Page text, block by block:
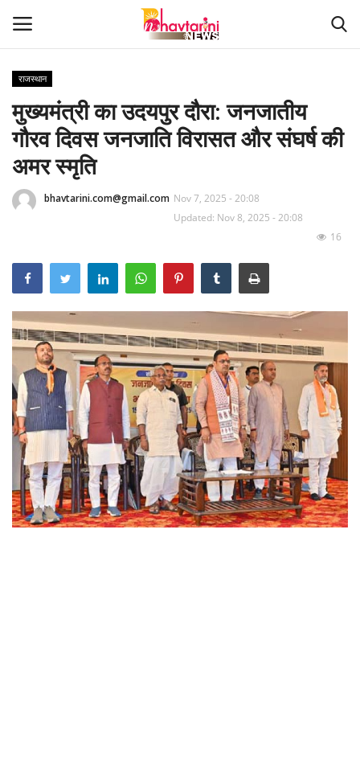
Home
संपर्क करें
Contact
देश
दुनिया
मध्य प्रदेश
छत्तीसगढ़
राजस्थान
पंजाब
उत्तराखंड
राजस्थान
मुख्यमंत्री का उदयपुर दौरा: जनजातीय
गौरव दिवस जनजाति विरासत और संघर्ष की
अमर स्मृति
bhavtarini.com@gmail.com Nov 7, 2025 - 20:08
Updated: Nov 8, 2025 - 20:08
16